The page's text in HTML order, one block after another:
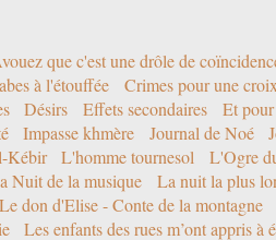
que c'est une drôle de
à l'étouffée Crimes pour une croix
Désirs Effets secondaires
Et
Impasse khmère Journal de Noé
Kébir L'homme tournesol L'Ogre
Nuit de la musique
La nuit la plus
Le don d'Elise - Conte de la montagne
Les enfants des rues m’ont appris à